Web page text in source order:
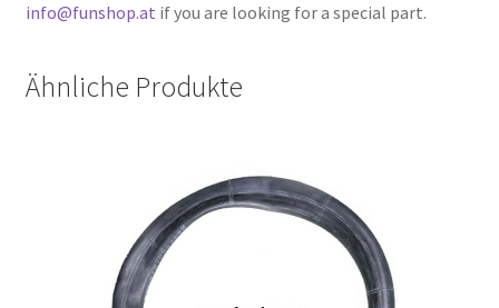
info@funshop.at if you are looking for a special part.
Ähnliche Produkte